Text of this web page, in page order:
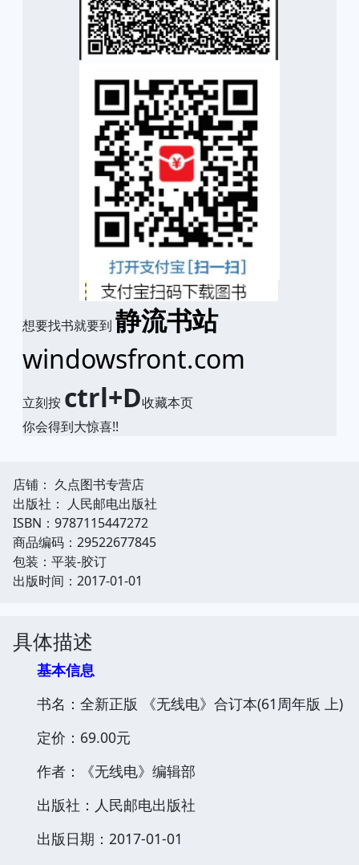
想要找书就要到 静流书站
windowsfront.com
立刻按 ctrl+D收藏本页
你会得到大惊喜!!
店铺： 久点图书专营店
出版社： 人民邮电出版社
ISBN：9787115447272
商品编码：29522677845
包装：平装-胶订
出版时间：2017-01-01
具体描述
基本信息
书名：全新正版 《无线电》合订本(61周年版 上)
定价：69.00元
作者：《无线电》编辑部
出版社：人民邮电出版社
出版日期：2017-01-01